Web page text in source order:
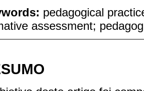
pedagogical
assessment;